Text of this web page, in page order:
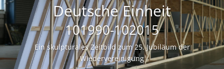
Deutsche Einheit
101990-102015
Ein skulpturales Zeitbild zum 25. Jubiläum der
Wiedervereinigung